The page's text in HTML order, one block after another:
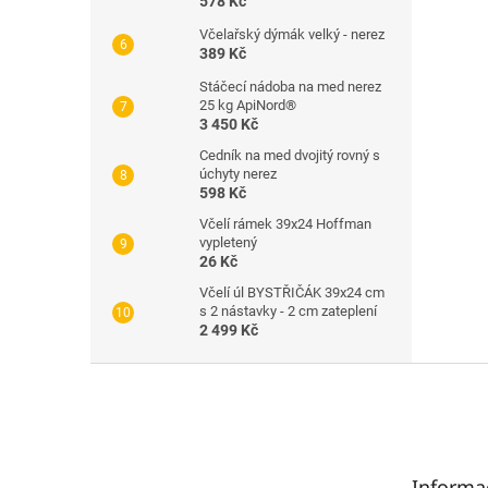
Včelařský dýmák velký - nerez
389 Kč
Stáčecí nádoba na med nerez
25 kg ApiNord®
3 450 Kč
Cedník na med dvojitý rovný s
úchyty nerez
598 Kč
Včelí rámek 39x24 Hoffman
vypletený
26 Kč
Včelí úl BYSTŘIČÁK 39x24 cm
s 2 nástavky - 2 cm zateplení
2 499 Kč